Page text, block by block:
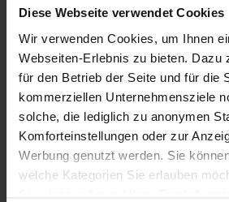
Diese Webseite verwendet Cookies
Wir verwenden Cookies, um Ihnen
Webseiten-Erlebnis zu bieten. Dazu
für den Betrieb der Seite und für die
kommerziellen Unternehmensziele
solche, die lediglich zu anonymen
Komforteinstellungen oder zur
Werbung genutzt werden. Sie
welche Kategorien Sie erlauben
Sie, dass aufgrund Ihrer
Produktbeschreibung
Mehr Geräte gleichzeiti
Zwei integrierte USB-C Kabel und
laden Smartphone, Tablet und
Pass-Through-Laden
Powerbank lädt sich selbst über